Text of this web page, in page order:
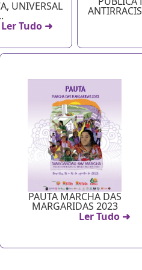
UNIVERSAL
Ler Tudo ➜
PAUTA MARCHA DAS
MARGARIDAS 2023
Ler Tudo ➜